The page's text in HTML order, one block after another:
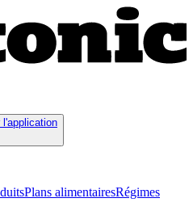
l'application
Plans alimentairesRégimes